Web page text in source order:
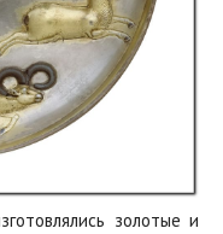
золотые и